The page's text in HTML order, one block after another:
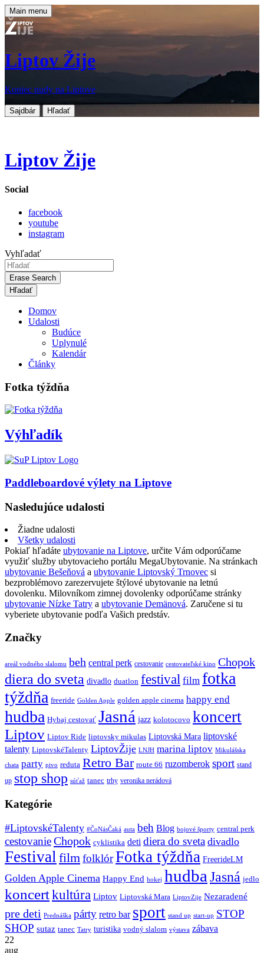
Main menu
Liptov Žije
Koniec nudy na Liptove
Sajdbár Hľadať
Liptov Žije
Social
facebook
youtube
instagram
Vyhľadať
Erase Search
Domov
Udalosti
Budúce
Uplynulé
Kalendár
Články
Fotka týždňa
Výhľadík
Paddleboardové výlety na Liptove
Nasledujúce udalosti
Žiadne udalosti
Všetky udalosti
Pokiaľ hľadáte ubytovanie na Liptove, určite Vám odporúčame
využiť služby ubytovacieho portálu MegaUbytovanie. Na stránkach
ubytovanie Bešeňová a ubytovanie Liptovský Trnovec si
bezproblémovo zarezervujete štýlové ubytovanie na letnú
dovolenku. Milovníkom zimnej dovolenky odporúčame stránky
ubytovanie Nízke Tatry a ubytovanie Demänová. Zaručene si tu
vyberiete ubytovanie podľa Vašich predstáv.
Značky
areál vodného slalomu beh central perk cestovanie cestovateľské kino Chopok
diera do sveta divadlo duatlon festival film fotka
týždňa freeride Golden Apple golden apple cinema happy end
hudba Hybaj cestovať Jasná jazz kolotocovo koncert
Liptov Liptov Ride liptovsky mikulas Liptovská Mara liptovské
talenty LiptovskéTalenty LiptovŽije LNJH marina liptov Mikulášska
chata party pivo reduta Retro Bar route 66 ruzomberok sport stand
up stop shop súťaž tanec trhy veronika nerádová
Kategórie
#LiptovskéTalenty #ČoNásČaká auta beh Blog bojové športy central perk
cestovanieChopok cyklistika deti diera do sveta divadlo
Festival filmfolklórFotka týždňa FreerideLM
Golden Apple Cinema Happy End hokej hudba Jasná jedlo
koncertkultúra Liptov Liptovská Mara LiptovZije Nezaradené
pre deti Prednáška párty retro bar sport stand up start-up STOP
SHOP sutaz tanec Tatry turistika vodný slalom výstava zábava
22
aug